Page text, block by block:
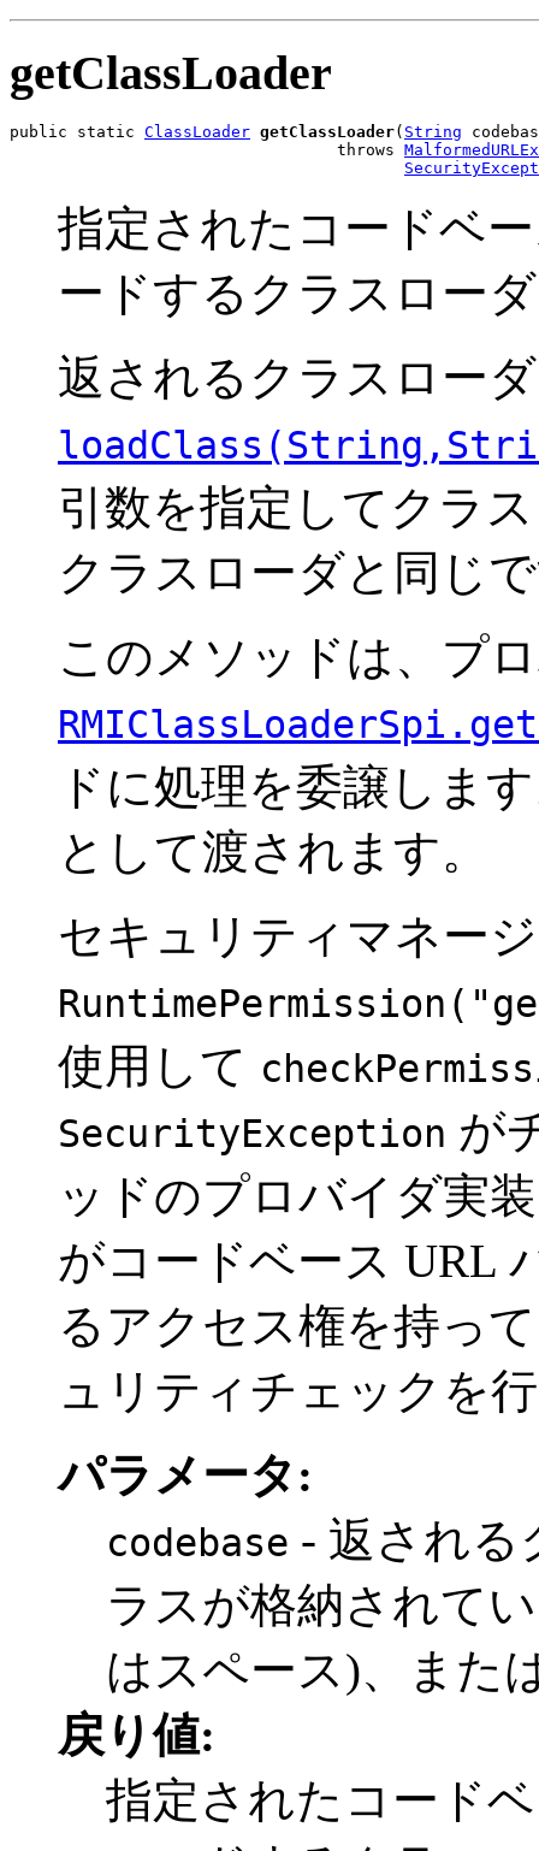
getClassLoader
public static ClassLoader getClassLoader( String
                                  throws
指定されたコードベ
ードするクラスロー
返されるクラスロー
引数を指定してクラ
クラスローダと同じ
このメソッドは、プ
ドに処理を委譲しま
として渡されます。
セキュリティマネー
使用して
SecurityException が
ッドのプロバイダ実
がコードベース URL
るアクセス権を持っ
ュリティチェックを
パラメータ:
codebase - 返される
ラスが格納されて
はスペース)、また
戻り値:
指定されたコード